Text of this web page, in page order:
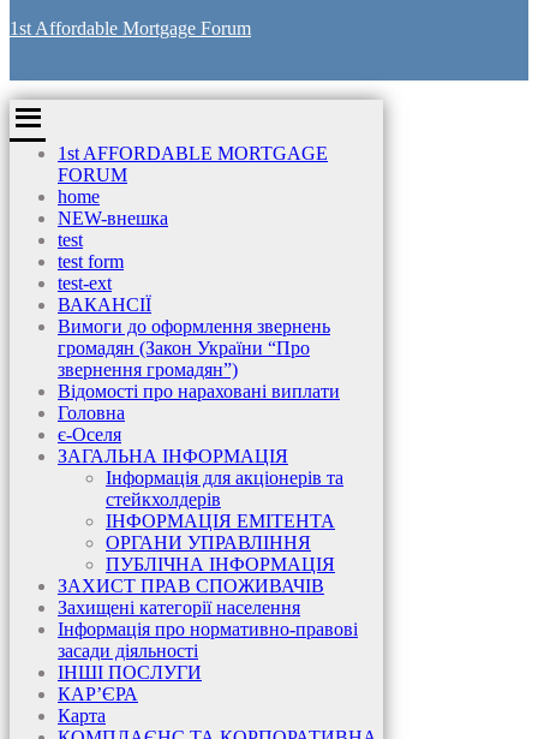
1st Affordable Mortgage Forum
1st AFFORDABLE MORTGAGE
FORUM
home
NEW-внешка
test
test form
test-ext
ВАКАНСІЇ
Вимоги до оформлення звернень
громадян (Закон України “Про
звернення громадян”)
Відомості про нараховані виплати
Головна
є-Оселя
ЗАГАЛЬНА ІНФОРМАЦІЯ
Інформація для акціонерів та
стейкхолдерів
ІНФОРМАЦІЯ ЕМІТЕНТА
ОРГАНИ УПРАВЛІННЯ
ПУБЛІЧНА ІНФОРМАЦІЯ
ЗАХИСТ ПРАВ СПОЖИВАЧІВ
Захищені категорії населення
Інформація про нормативно-правові
засади діяльності
ІНШІ ПОСЛУГИ
КАР’ЄРА
Карта